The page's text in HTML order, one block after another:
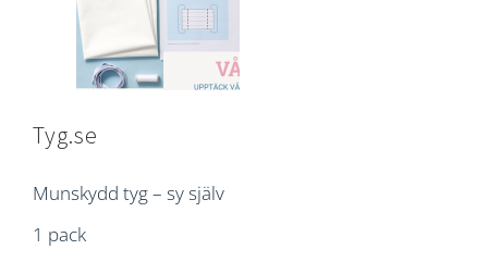
Tyg.se
Munskydd tyg – sy själv
1 pack